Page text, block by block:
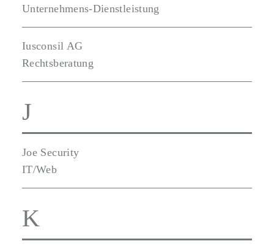
Unternehmens-Dienstleistung
Iusconsil AG
Rechtsberatung
J
Joe Security
IT/Web
K